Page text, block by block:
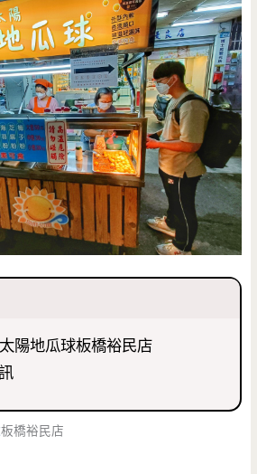
陽地瓜球板橋裕民店
板橋裕民店